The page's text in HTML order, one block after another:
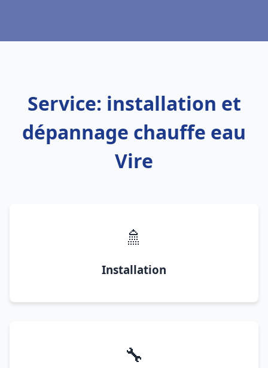
Service: installation et
dépannage chauffe eau
Vire
🚿
Installation
🔧